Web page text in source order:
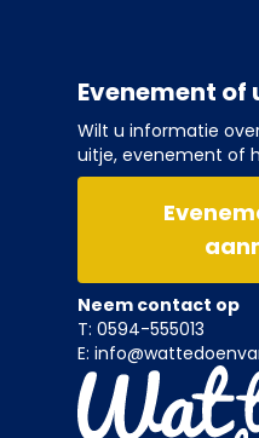
Evenement
Wilt u informatie
uitje, evenement of
Neem contact op
T: 0594-555013
E: